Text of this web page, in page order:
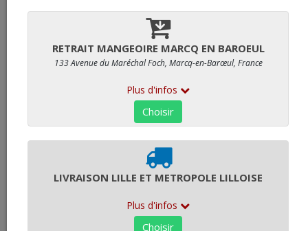
LE TRAITEUR LA CREMERIE